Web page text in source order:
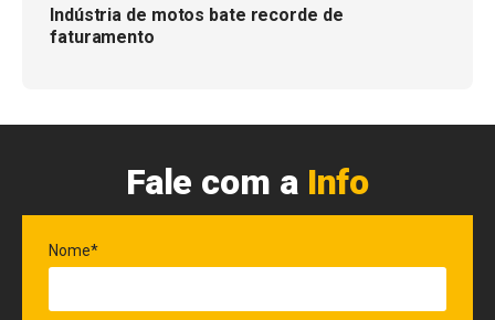
Indústria de motos bate recorde de
faturamento
Fale com a Info
Nome*